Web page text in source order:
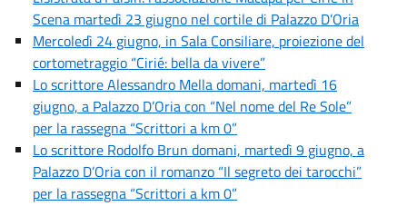
Scena martedì 23 giugno nel cortile di Palazzo D’Oria
Mercoledì 24 giugno, in Sala Consiliare, proiezione del
cortometraggio “Cirié: bella da vivere”
Lo scrittore Alessandro Mella domani, martedì 16
giugno, a Palazzo D’Oria con “Nel nome del Re Sole”
per la rassegna “Scrittori a km 0”
Lo scrittore Rodolfo Brun domani, martedì 9 giugno, a
Palazzo D’Oria con il romanzo “Il segreto dei tarocchi”
per la rassegna “Scrittori a km 0”